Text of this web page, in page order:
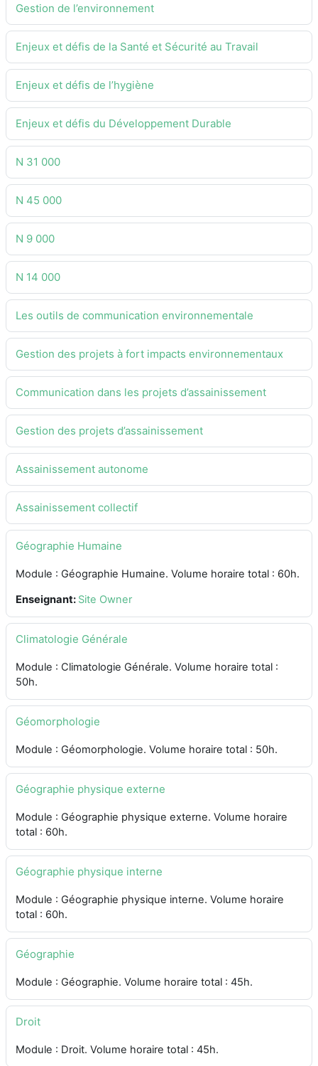
Gestion de l’environnement
Enjeux et défis de la Santé et Sécurité au Travail
Enjeux et défis de l’hygiène
Enjeux et défis du Développement Durable
N 31 000
N 45 000
N 9 000
N 14 000
Les outils de communication environnementale
Gestion des projets à fort impacts environnementaux
Communication dans les projets d’assainissement
Gestion des projets d’assainissement
Assainissement autonome
Assainissement collectif
Géographie Humaine
Module : Géographie Humaine. Volume horaire total : 60h.
Enseignant: Site Owner
Climatologie Générale
Module : Climatologie Générale. Volume horaire total :
50h.
Géomorphologie
Module : Géomorphologie. Volume horaire total : 50h.
Géographie physique externe
Module : Géographie physique externe. Volume horaire
total : 60h.
Géographie physique interne
Module : Géographie physique interne. Volume horaire
total : 60h.
Géographie
Module : Géographie. Volume horaire total : 45h.
Droit
Module : Droit. Volume horaire total : 45h.